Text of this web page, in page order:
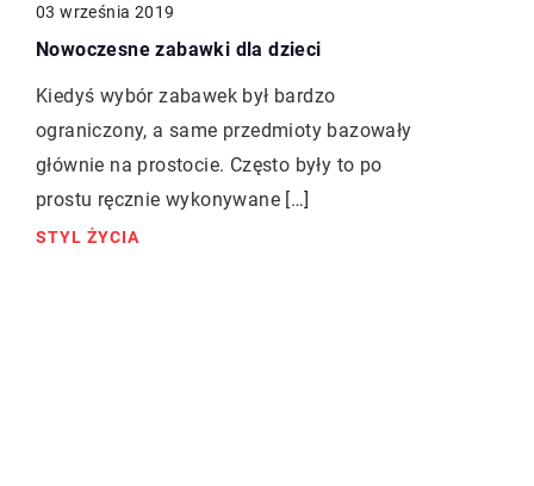
03 września 2019
Nowoczesne zabawki dla dzieci
Kiedyś wybór zabawek był bardzo
ograniczony, a same przedmioty bazowały
głównie na prostocie. Często były to po
prostu ręcznie wykonywane […]
STYL ŻYCIA